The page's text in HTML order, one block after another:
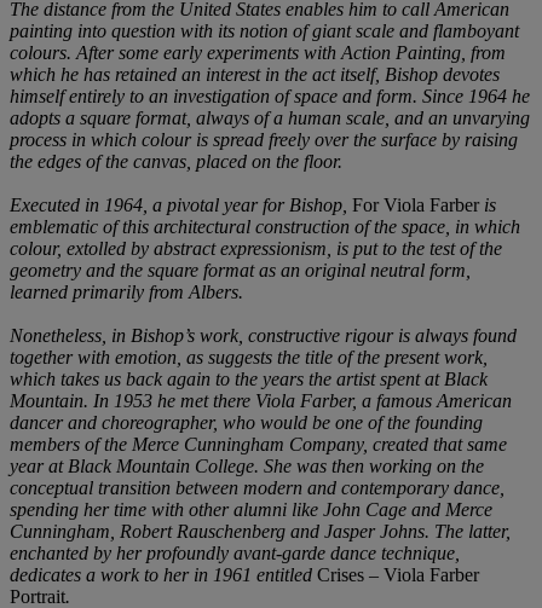
The distance from the United States enables him to call American
painting into question with its notion of giant scale and flamboyant
colours. After some early experiments with Action Painting, from
which he has retained an interest in the act itself, Bishop devotes
himself entirely to an investigation of space and form. Since 1964 he
adopts a square format, always of a human scale, and an unvarying
process in which colour is spread freely over the surface by raising
the edges of the canvas, placed on the floor.
Executed in 1964, a pivotal year for Bishop, For Viola Farber is
emblematic of this architectural construction of the space, in which
colour, extolled by abstract expressionism, is put to the test of the
geometry and the square format as an original neutral form,
learned primarily from Albers.
Nonetheless, in Bishop’s work, constructive rigour is always found
together with emotion, as suggests the title of the present work,
which takes us back again to the years the artist spent at Black
Mountain. In 1953 he met there Viola Farber, a famous American
dancer and choreographer, who would be one of the founding
members of the Merce Cunningham Company, created that same
year at Black Mountain College. She was then working on the
conceptual transition between modern and contemporary dance,
spending her time with other alumni like John Cage and Merce
Cunningham, Robert Rauschenberg and Jasper Johns. The latter,
enchanted by her profoundly avant-garde dance technique,
dedicates a work to her in 1961 entitled Crises – Viola Farber
Portrait.